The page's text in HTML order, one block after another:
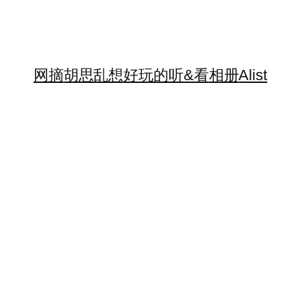
网摘胡思乱想好玩的听&看相册Alist